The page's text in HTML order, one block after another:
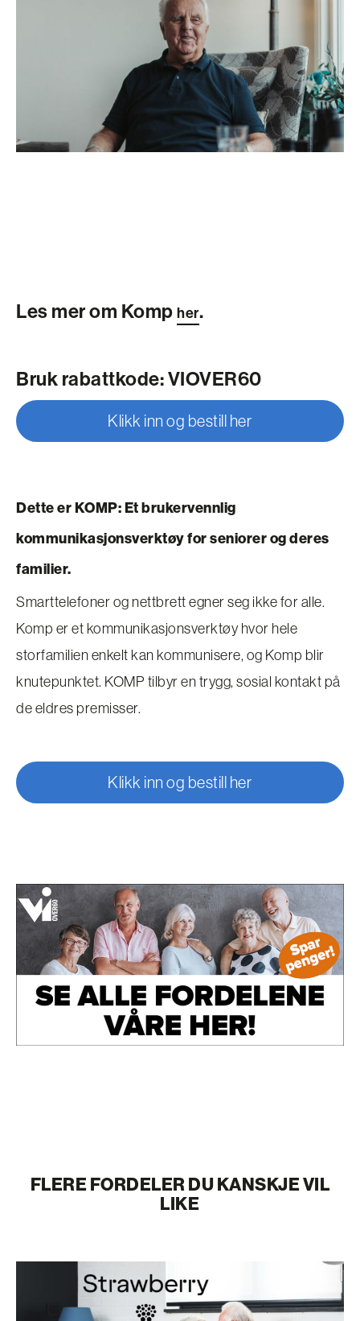
Les mer om Komp her.
Bruk rabattkode: VIOVER60
Klikk inn og bestill her
Dette er KOMP: Et brukervennlig
kommunikasjonsverktøy for seniorer og deres
familier.
Smarttelefoner og nettbrett egner seg ikke for alle.
Komp er et kommunikasjonsverktøy hvor hele
storfamilien enkelt kan kommunisere, og Komp blir
knutepunktet. KOMP tilbyr en trygg, sosial kontakt på
de eldres premisser.
Klikk inn og bestill her
FLERE FORDELER DU KANSKJE VIL
LIKE